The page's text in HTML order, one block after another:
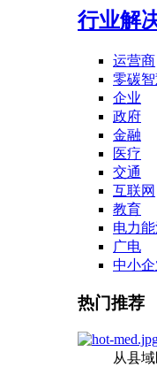
行业解
运营商
零碳
企业
政府
金融
医疗
交通
互联网
教育
电力
广电
中小
热门推荐
从县